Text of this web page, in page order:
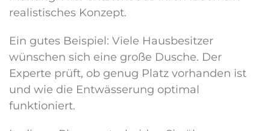
realistisches Konzept.
Ein gutes Beispiel: Viele Hausbesitzer
wünschen sich eine große Dusche. Der
Experte prüft, ob genug Platz vorhanden ist
und wie die Entwässerung optimal
funktioniert.